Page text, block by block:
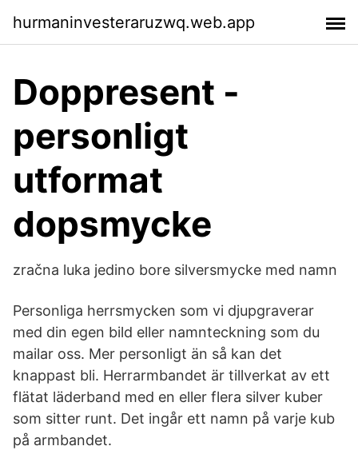
hurmaninvesteraruzwq.web.app
Doppresent -
personligt
utformat
dopsmycke
zračna luka jedino bore silversmycke med namn
Personliga herrsmycken som vi djupgraverar
med din egen bild eller namnteckning som du
mailar oss. Mer personligt än så kan det
knappast bli. Herrarmbandet är tillverkat av ett
flätat läderband med en eller flera silver kuber
som sitter runt. Det ingår ett namn på varje kub
på armbandet.